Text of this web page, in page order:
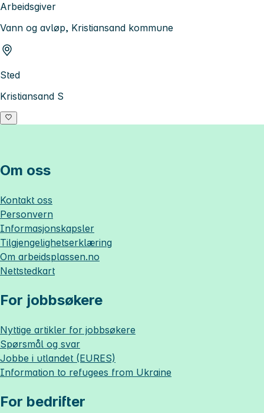
Arbeidsgiver
Vann og avløp, Kristiansand kommune
Sted
Kristiansand S
Om oss
Kontakt oss
Personvern
Informasjonskapsler
Tilgjengelighetserklæring
Om arbeidsplassen.no
Nettstedkart
For jobbsøkere
Nyttige artikler for jobbsøkere
Spørsmål og svar
Jobbe i utlandet (EURES)
Information to refugees from Ukraine
For bedrifter